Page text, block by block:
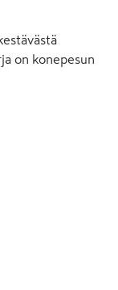
on konepesun